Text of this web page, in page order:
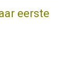
eerste